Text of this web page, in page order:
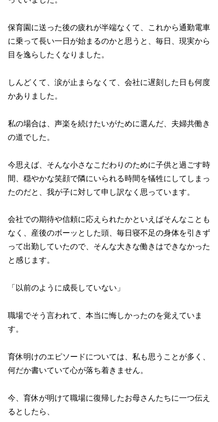
保育園に送った後の疲れが半端なくて、これから通勤電車
に乗って長い一日が始まるのかと思うと、毎日、現実から
目を逸らしたくなりました。
しんどくて、涙が止まらなくて、会社に遅刻した日も何度
かありました。
私の場合は、声楽を続けたいがために選んだ、夫婦共働き
の道でした。
今思えば、そんな小さなこだわりのために子供と過ごす時
間、穏やかな笑顔で隣にいられる時間を犠牲にしてしまっ
たのだと、我が子に対して申し訳なく思っています。
会社での期待や信頼に応えられたかといえばそんなことも
なく、産後のボーッとした頭、毎日寝不足の身体を引きず
って出勤していたので、そんな大きな働きはできなかった
と感じます。
「以前のように成長していない」
職場でそう言われて、本当に悔しかったのを覚えていま
す。
育休明けのエピソードについては、私も思うことが多く、
何だか書いていて心が落ち着きません。
今、育休が明けて職場に復帰したお母さんたちに一つ伝え
るとしたら、